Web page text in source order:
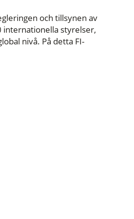
och tillsynen av
internationella styrelser,
nivå. På detta FI-